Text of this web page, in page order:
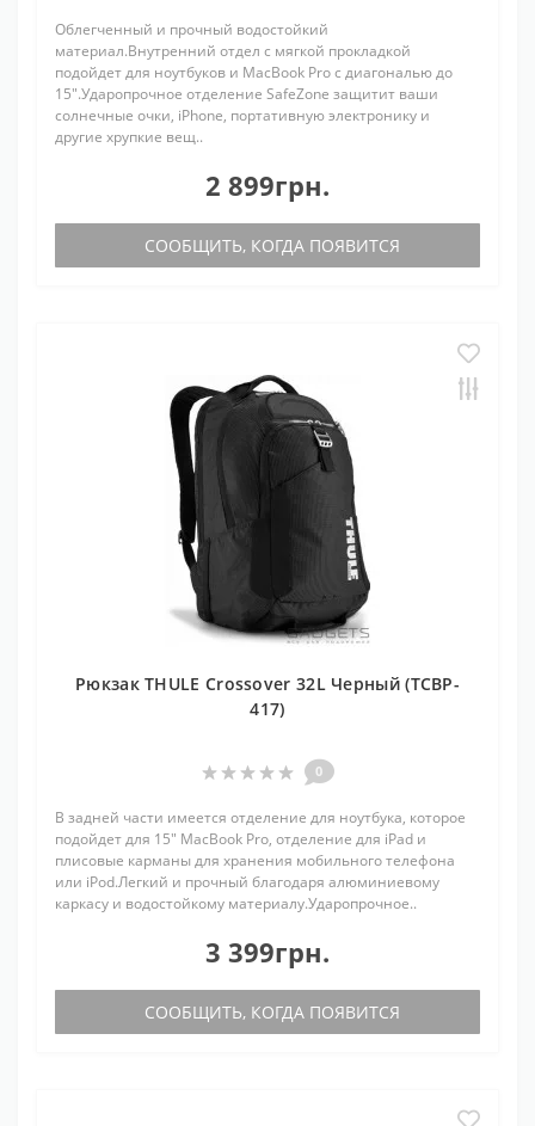
Облегченный и прочный водостойкий
материал.Внутренний отдел с мягкой прокладкой
подойдет для ноутбуков и MacBook Pro с диагональю до
15".Ударопрочное отделение SafeZone защитит ваши
солнечные очки, iPhone, портативную электронику и
другие хрупкие вещ..
2 899грн.
СООБЩИТЬ, КОГДА ПОЯВИТСЯ
Рюкзак THULE Crossover 32L Черный (TCBP-
417)
0
В задней части имеется отделение для ноутбука, которое
подойдет для 15" MacBook Pro, отделение для iPad и
плисовые карманы для хранения мобильного телефона
или iPod.Легкий и прочный благодаря алюминиевому
каркасу и водостойкому материалу.Ударопрочное..
3 399грн.
СООБЩИТЬ, КОГДА ПОЯВИТСЯ